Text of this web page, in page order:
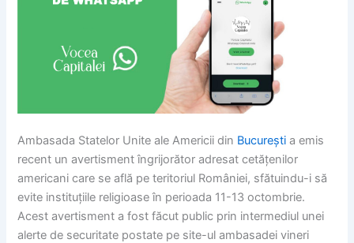
Ambasada Statelor Unite ale Americii din București a emis
recent un avertisment îngrijorător adresat cetățenilor
americani care se află pe teritoriul României, sfătuindu-i să
evite instituțiile religioase în perioada 11-13 octombrie.
Acest avertisment a fost făcut public prin intermediul unei
alerte de securitate postate pe site-ul ambasadei vineri